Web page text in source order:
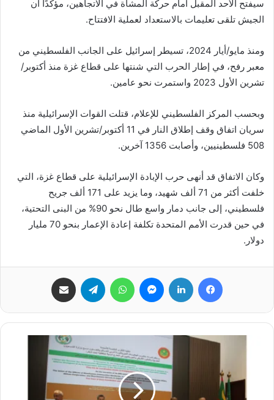
سيفتح الأحد المقبل أمام حركة المشاة في الاتجاهين، مؤكدًا أن
الجيش تلقى تعليمات بالاستعداد لعملية الافتتاح.
ومنذ مايو/أيار 2024، تسيطر إسرائيل على الجانب الفلسطيني من
معبر رفح، في إطار الحرب التي شنتها على قطاع غزة منذ أكتوبر/
تشرين الأول 2023 واستمرت نحو عامين.
وبحسب المركز الفلسطيني للإعلام، قتلت القوات الإسرائيلية منذ
سريان اتفاق وقف إطلاق النار في 11 أكتوبر/تشرين الأول الماضي
508 فلسطينيين، وأصابت 1356 آخرين.
وكان الاتفاق قد أنهى حرب الإبادة الإسرائيلية على قطاع غزة، التي
خلفت أكثر من 71 ألف شهيد، وما يزيد على 171 ألف جريح
فلسطيني، إلى جانب دمار واسع طال نحو 90% من البنى التحتية،
في حين قدرت الأمم المتحدة تكلفة إعادة الإعمار بنحو 70 مليار
دولار.
فيسبوك لينكدإن ماسنجر واتساب تيلقرام